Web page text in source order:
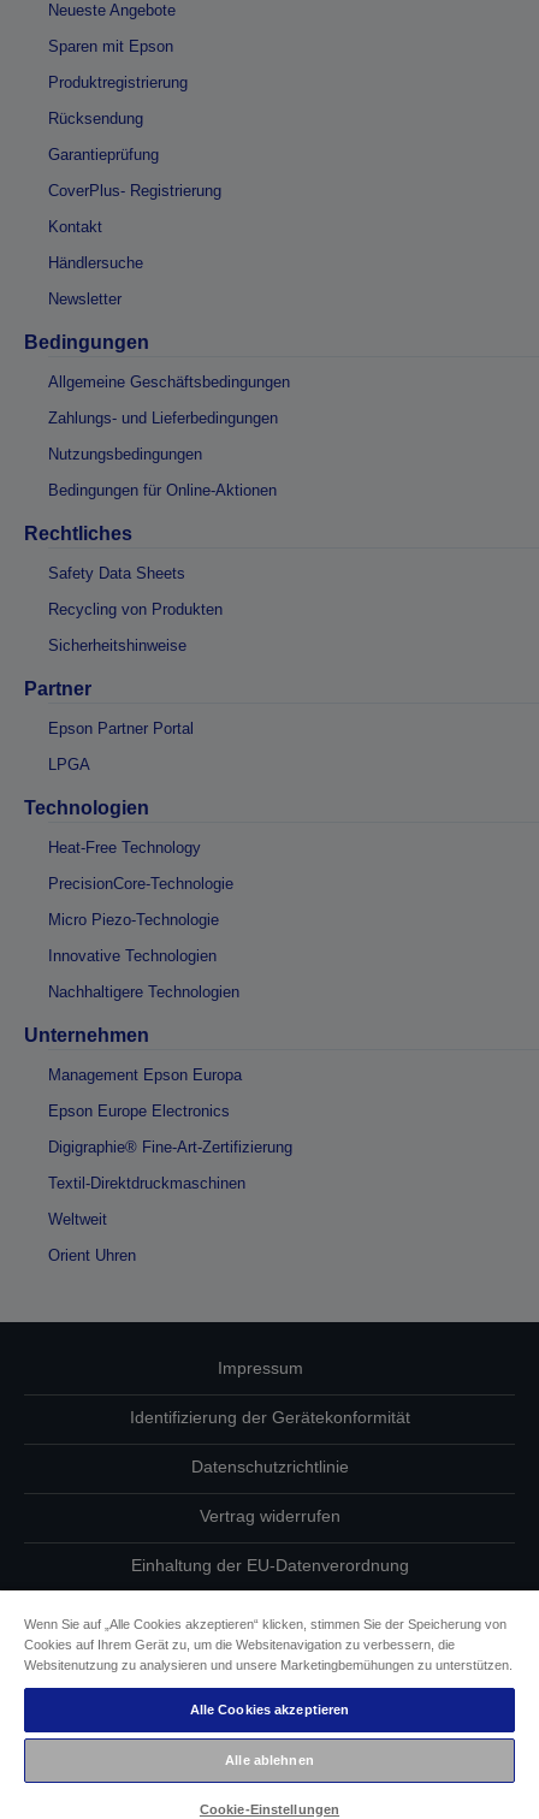
Neueste Angebote
Sparen mit Epson
Produktregistrierung
Rücksendung
Garantieprüfung
CoverPlus- Registrierung
Kontakt
Händlersuche
Newsletter
Bedingungen
Allgemeine Geschäftsbedingungen
Zahlungs- und Lieferbedingungen
Nutzungsbedingungen
Bedingungen für Online-Aktionen
Rechtliches
Safety Data Sheets
Recycling von Produkten
Sicherheitshinweise
Partner
Epson Partner Portal
LPGA
Technologien
Heat-Free Technology
PrecisionCore-Technologie
Micro Piezo-Technologie
Innovative Technologien
Nachhaltigere Technologien
Unternehmen
Management Epson Europa
Epson Europe Electronics
Digigraphie® Fine-Art-Zertifizierung
Textil-Direktdruckmaschinen
Weltweit
Orient Uhren
Impressum
Identifizierung der Gerätekonformität
Datenschutzrichtlinie
Vertrag widerrufen
Einhaltung der EU-Datenverordnung
Informationen zu Cookies
Epson Engagement für Barrierefreiheit
Copyright © 2026 Seiko Epson
Wenn Sie auf „Alle Cookies akzeptieren“ klicken, stimmen Sie der Speicherung von
Cookies auf Ihrem Gerät zu, um die Websitenavigation zu verbessern, die
Websitenutzung zu analysieren und unsere Marketingbemühungen zu unterstützen.
Alle Cookies akzeptieren
Alle ablehnen
Cookie-Einstellungen